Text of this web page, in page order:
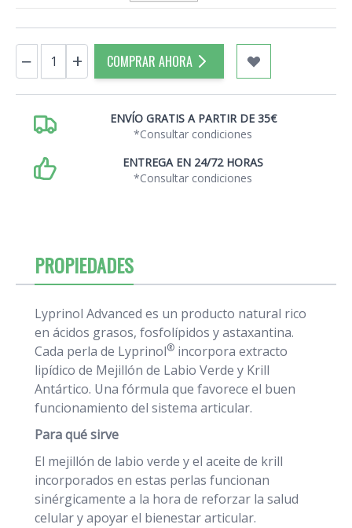
Cantidad
− + COMPRAR AHORA
ENVÍO GRATIS A PARTIR DE 35€
*Consultar condiciones
ENTREGA EN 24/72 HORAS
*Consultar condiciones
PROPIEDADES
Lyprinol Advanced es un producto natural rico
en ácidos grasos, fosfolípidos y astaxantina.
Cada perla de Lyprinol® incorpora extracto
lipídico de Mejillón de Labio Verde y Krill
Antártico. Una fórmula que favorece el buen
funcionamiento del sistema articular.
Para qué sirve
El mejillón de labio verde y el aceite de krill
incorporados en estas perlas funcionan
sinérgicamente a la hora de reforzar la salud
celular y apoyar el bienestar articular.